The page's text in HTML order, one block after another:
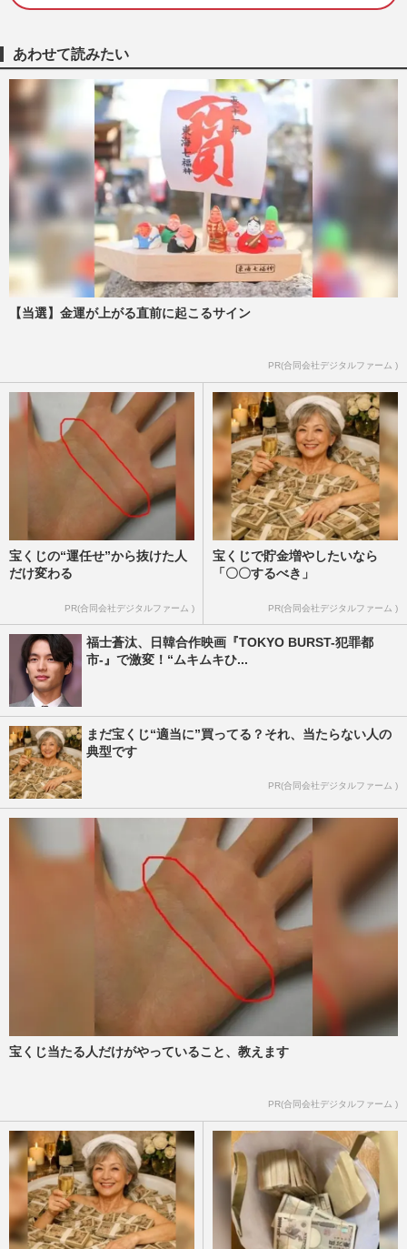
人気作ランキング、48作品から選ばれた栄
えある1位と評論家イチ推…
週刊女性2026年8月18日・25日号 2026/8/4
阿部寛、超シンプルな「レトロ感」満載ホ
ームページがついに“進化”で「時代が終わ
った」トレンド入りの大…
『週刊女性』編集部
阿部寛、連日の『VIVANT』PRが高視聴率
に直結も「激ヤセしてない？」心配され
る“げっそり頬ライン”の衝撃…
週刊女性PRIME
映画『秒速5センチメートル』主演の
ロから評価される「普通っぽい役…
週刊女性2025年11月11日・18日号 2026/7/30
あわせて読みたい
【当選】金運が上がる直前に起こるサイン
PR(合同会社デジタルファーム )
宝くじの“運任せ”から抜けた人
だけ変わる
PR(合同会社デジタルファーム )
宝くじで貯金増やしたいなら
「〇〇するべき」
PR(合同会社デジタルファーム )
福士蒼汰、日韓合作映画『TOKYO BURST-犯罪都
市-』で激変！“ムキムキひ...
まだ宝くじ“適当に”買ってる？それ、当たらない人の
典型です
PR(合同会社デジタルファーム )
宝くじ当たる人だけがやっていること、教えます
PR(合同会社デジタルファーム )